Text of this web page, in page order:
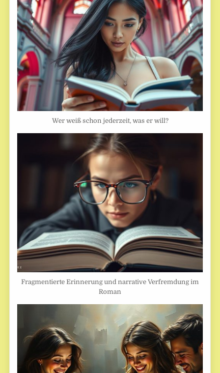
Wer weiß schon jederzeit, was er will?
Fragmentierte Erinnerung und narrative Verfremdung im
Roman